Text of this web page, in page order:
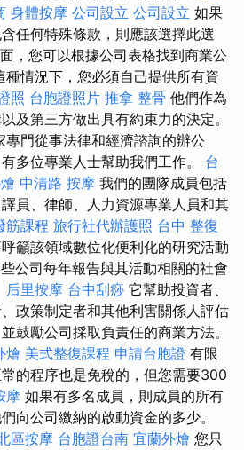
身體按摩 公司設立 公司設立 如果
任何特殊條款，則應該選擇此選
，您可以根據公司表格找到商業公
情況下，您必須自己提供所有資
照 台胞證照片 推拿 整骨 他們作為
及第三方做出具有約束力的決定。
專門從事法律和經濟諮詢的辦公
多位專業人士幫助我們工作。 台
中清路 按摩 我們的團隊成員包括
員、​​律師、人力資源專業人員和其
筋課程 旅行社代辦護照 台中 整復
籲該領域數位化便利化的研究活動
公司每年報告與其活動相關的社會
后里按摩 台中刮痧 它幫助投資者、
政策制定者和其他利害關係人評估
鼓勵公司採取負責任的商業方法。
燴 美式整復課程 申請台胞證 有限
的程序也是免稅的，但您需要300
摩 如果有多名成員，則成員的所有
向公司繳納的啟動資金的多少。
區按摩 台胞證台南 宜蘭外燴 您只